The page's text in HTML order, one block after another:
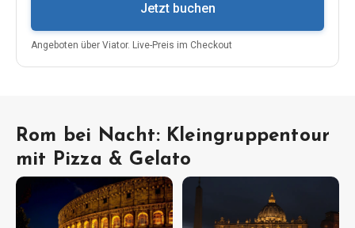
Jetzt buchen
Angeboten über Viator. Live-Preis im Checkout
Rom bei Nacht: Kleingruppentour
mit Pizza & Gelato